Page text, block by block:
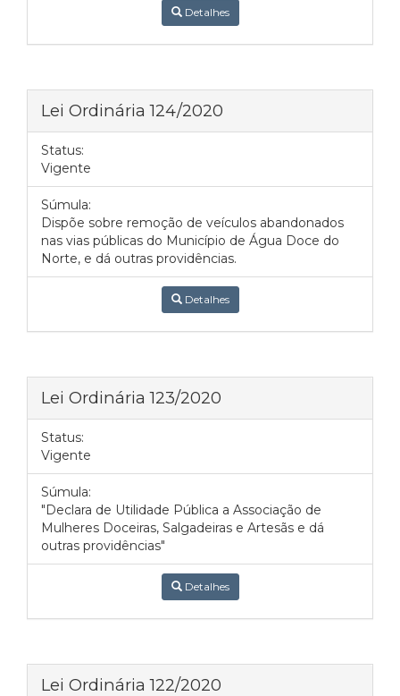
Detalhes
Lei Ordinária 124/2020
Status:
Vigente
Súmula:
Dispõe sobre remoção de veículos abandonados
nas vias públicas do Município de Água Doce do
Norte, e dá outras providências.
Detalhes
Lei Ordinária 123/2020
Status:
Vigente
Súmula:
"Declara de Utilidade Pública a Associação de
Mulheres Doceiras, Salgadeiras e Artesãs e dá
outras providências"
Detalhes
Lei Ordinária 122/2020